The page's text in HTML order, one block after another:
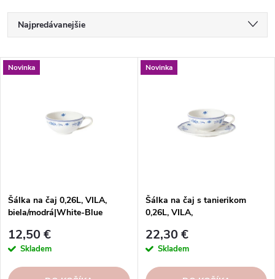
a
d
e
u
k
t
o
v
Najpredávanejšie
Najdrahšie
V
ý
d
u
k
t
Novinka
Šálka na čaj 0,26L, VILA,
biela/modrá|White-Blue
12,50 €
Skladem
Novinka
Šálka na čaj s tanierikom
0,26L, VILA,
22,30 €
Skladem